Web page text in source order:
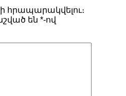
հրապարակվելու։
են *-ով